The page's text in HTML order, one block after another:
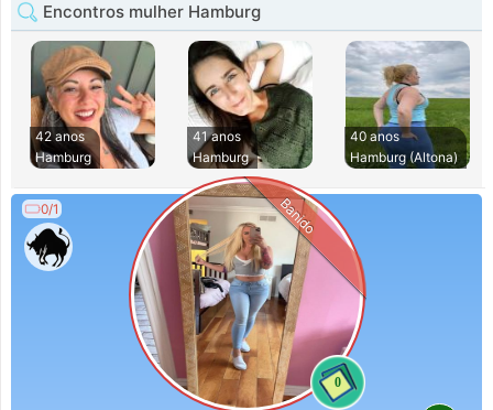
Encontros mulher Hamburg
42 anos
Hamburg
41 anos
Hamburg
40 anos
Hamburg (Altona)
0/1
0
Banido